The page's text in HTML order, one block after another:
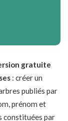
gratuite
: créer un
publiés par
prénom et
constituées par